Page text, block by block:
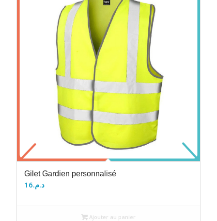
Gilet Gardien personnalisé
د.م.16
Ajouter au panier